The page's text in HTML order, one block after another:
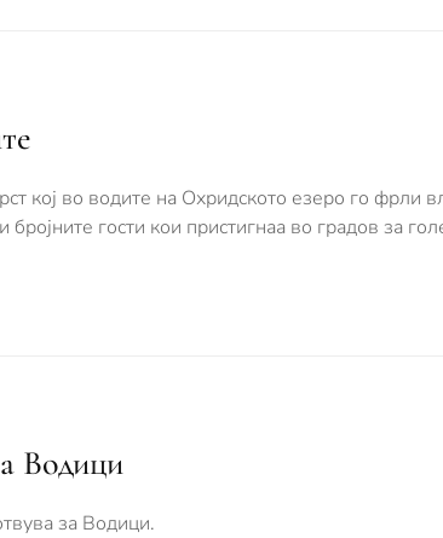
кој во водите на Охридското езеро го фрли
гости кои пристигнаа во градов за
Водици
за Водици.